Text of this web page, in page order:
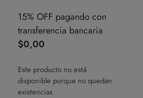
15% OFF pagando con
transferencia bancaria
$0,00
Este producto no está
disponible porque no quedan
existencias.